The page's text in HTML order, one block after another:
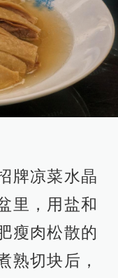
牌凉菜水晶
里，用盐和
瘦肉松散的
熟切块后，